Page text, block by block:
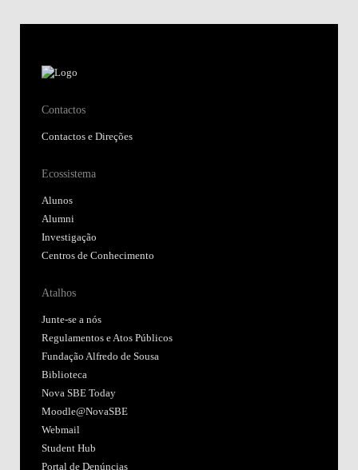
Contactos
Contactos e Direções
Ecossistema
Alunos
Alumni
Investigação
Centros de Conhecimento
Atalhos
Junte-se a nós
Regulamentos e Atos Públicos
Fundação Alfredo de Sousa
Biblioteca
Nova SBE Today
Moodle@NovaSBE
Webmail
Student Hub
Portal de Denúncias